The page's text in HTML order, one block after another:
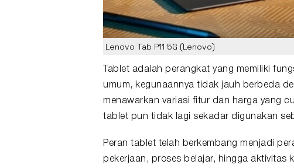
Lenovo Tab P11 5G (Lenovo)
Tablet adalah perangkat yang memiliki
umum, kegunaannya tidak jauh berbeda
menawarkan variasi fitur dan harga yang
tablet pun tidak lagi sekadar digunakan
Peran tablet telah berkembang menjadi
pekerjaan, proses belajar, hingga aktivitas